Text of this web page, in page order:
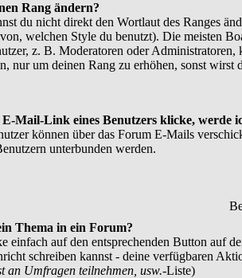
Rang ändern?
du nicht direkt den Wortlaut des Ranges
welchen Style du benutzt). Die meisten
z. B. Moderatoren oder
nur um deinen Rang zu erhöhen, sonst
Mail-Link eines Benutzers klicke, werde
können über das Forum E-Mails
unterbunden werden.
Thema in ein Forum?
einfach auf den entsprechenden Button auf
schreiben kannst - deine verfügbaren
an Umfragen teilnehmen, usw.-Liste)